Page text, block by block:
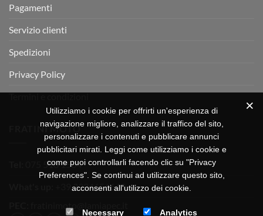
Pagamenti
Servizio clienti
Spedizioni
Privacy Policy
Termini e condizioni
FRATINI MOTO
075 518 1504
+39 3334656649
Utilizziamo i cookie per offrirti un'esperienza di
navigazione migliore, analizzare il traffico del sito,
personalizzare i contenuti e pubblicare annunci
pubblicitari mirati. Leggi come utilizziamo i cookie e
come puoi controllarli facendo clic su "Privacy
Preferences". Se continui ad utilizzare questo sito,
acconsenti all'utilizzo dei cookie.
Necessary Analytics